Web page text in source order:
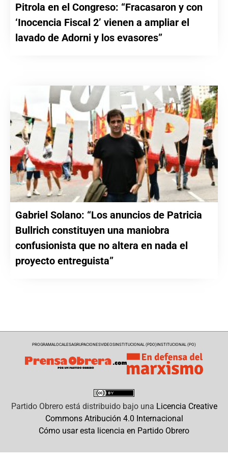
Pitrola en el Congreso: “Fracasaron y con
‘Inocencia Fiscal 2’ vienen a ampliar el
lavado de Adorni y los evasores”
Gabriel Solano: “Los anuncios de Patricia
Bullrich constituyen una maniobra
confusionista que no altera en nada el
proyecto entreguista”
PROGRAMALOCALESAGRUPACIONESVIDEOSINSTITUCIONAL (PDO)INSTITUCIONAL (PO)
Partido Obreroestá distribuido bajo una Licencia Creative
Commons Atribución 4.0 Internacional
Cómo usar esta licencia en Partido Obrero